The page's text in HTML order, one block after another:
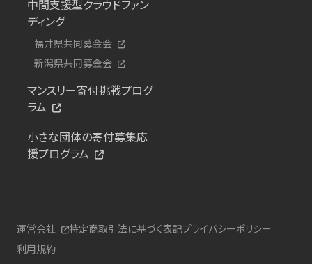
中間支援型クラウドファン
ディング
福井県共同募金会
新潟県共同募金会
マンスリー寄付挑戦プログ
ラム
小さな団体の寄付募集応
援プログラム
運営会社 特定商取引法に基づく表記プライバシーポリシー
利用規約